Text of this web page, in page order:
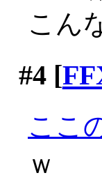
こん
#4[
ここ
ｗ